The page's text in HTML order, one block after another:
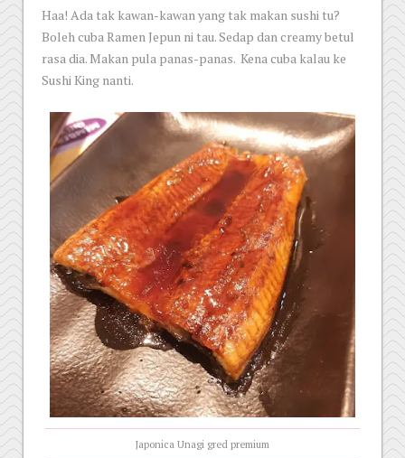
Haa! Ada tak kawan-kawan yang tak makan sushi tu?
Boleh cuba Ramen Jepun ni tau. Sedap dan creamy betul
rasa dia. Makan pula panas-panas. Kena cuba kalau ke
Sushi King nanti.
Japonica Unagi gred premium